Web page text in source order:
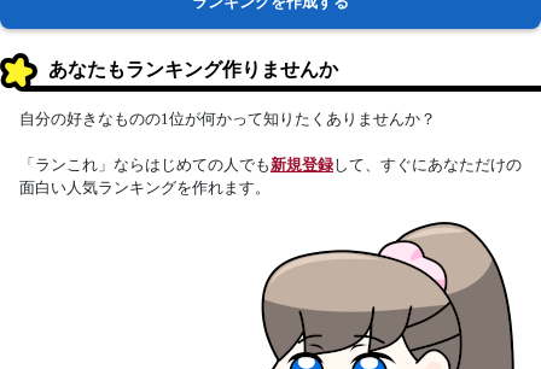
あなたもランキング作りませんか
自分の好きなものの1位が何かって知りたくありませんか？
「ランこれ」ならはじめての人でも新規登録して、すぐにあなただけの
面白い人気ランキングを作れます。